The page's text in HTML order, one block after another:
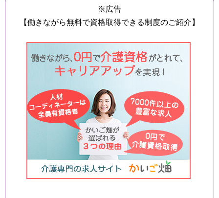
※広告
【働きながら無料で資格取得できる制度のご紹介】